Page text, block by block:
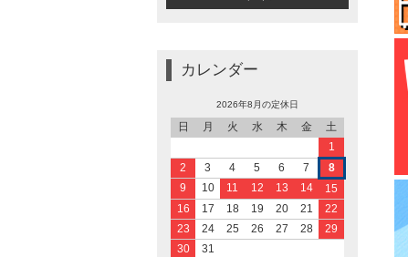
カレンダー
2026年8月の定休日
日 月 火 水 木 金
土
1
2
3 4 5 6 7
8
9
10 11 12 13 14
15
16
17 18 19 20 21
22
23
24 25 26 27 28
29
30
31